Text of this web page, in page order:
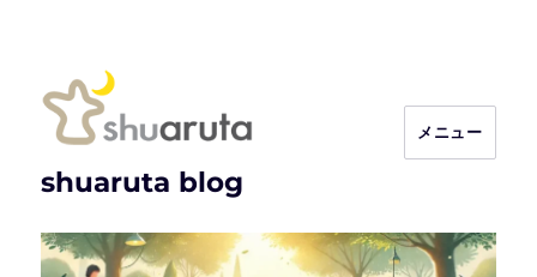
shuaruta blog
メニュー